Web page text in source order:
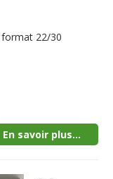
22/30
En savoir plus...